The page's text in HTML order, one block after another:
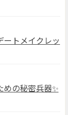
トメイクレッ
の秘密兵器✨